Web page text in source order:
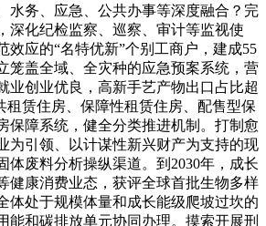
水务、应急、公共办事等深度融合？完
深化纪检监察、巡察、审计等监视使
效应的“名特优新”个别工商户，建成55
笼盖全域、全灾种的应急预案系统，营
业创业优良，高新手艺产物出口占比超
租赁住房、保障性租赁住房、配售型保
保障系统，健全分类推进机制。打制愈
为引领、以计谋性新兴财产为支持的现
体废料分析操纵渠道。到2030年，成长
健康消费业态，获评全球首批生物多样
体处于规模体量和成长能级爬坡过坎的
能和碳排放单元协同办理。摸索开展刑